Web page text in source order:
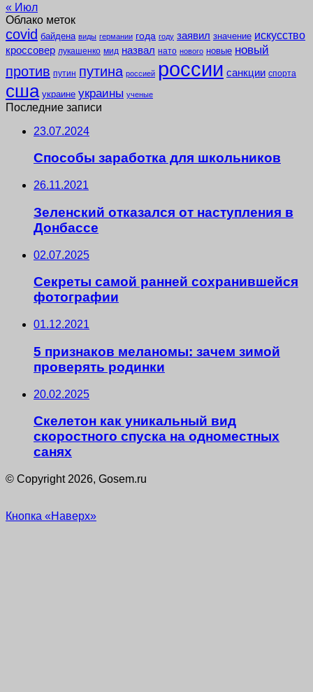
« Июл
Облако меток
covid байдена виды германии года году заявил значение искусство
кроссовер лукашенко мид назвал нато нового новые новый
против путин путина россией россии санкции спорта
сша украине украины ученые
Последние записи
23.07.2024
Способы заработка для школьников
26.11.2021
Зеленский отказался от наступления в
Донбассе
02.07.2025
Секреты самой ранней сохранившейся
фотографии
01.12.2021
5 признаков меланомы: зачем зимой
проверять родинки
20.02.2025
Скелетон как уникальный вид
скоростного спуска на одноместных
санях
© Copyright 2026, Gosem.ru
Кнопка «Наверх»